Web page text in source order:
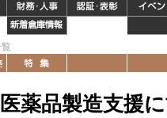
薬品製造支援